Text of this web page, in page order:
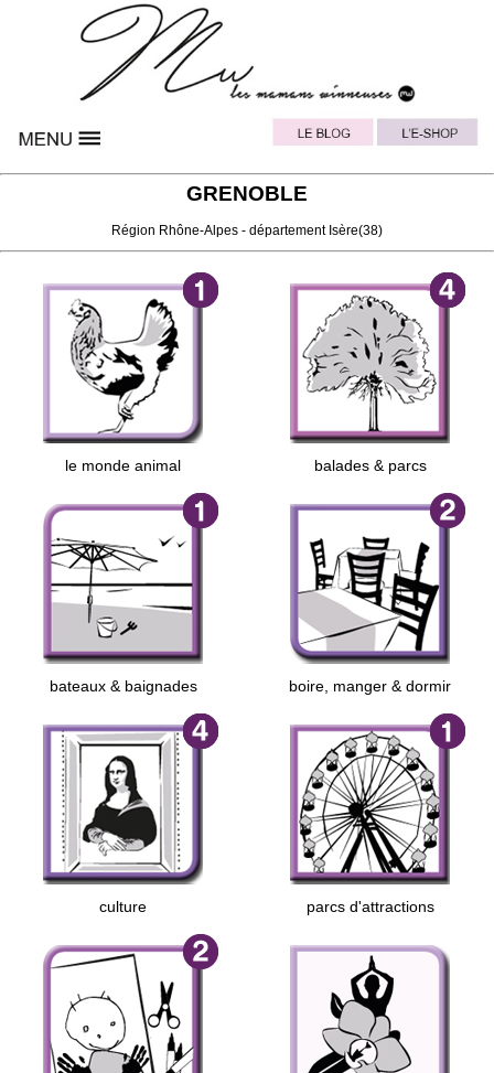
GRENOBLE
Région Rhône-Alpes - département Isère(38)
le monde animal balades & parcs
bateaux & baignades boire, manger & dormir
culture parcs d'attractions